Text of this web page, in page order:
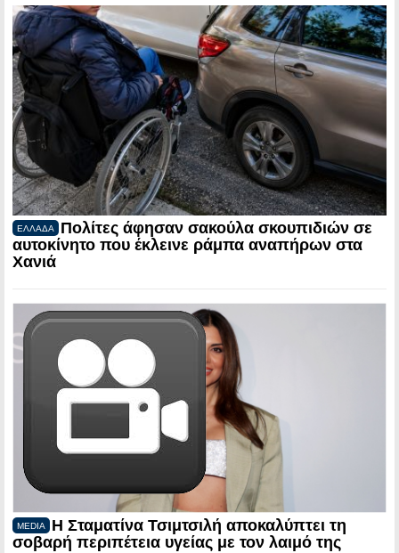
ΕΛΛΑΔΑ
Πολίτες άφησαν σακούλα σκουπιδιών σε
αυτοκίνητο που έκλεινε ράμπα αναπήρων στα
Χανιά
MEDIA
Η Σταματίνα Τσιμτσιλή αποκαλύπτει τη
σοβαρή περιπέτεια υγείας με τον λαιμό της